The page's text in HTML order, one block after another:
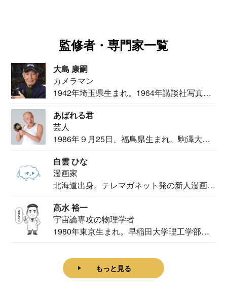
監修者・専門家一覧
大島 康嗣
カメラマン
1942年埼玉県生まれ。1964年講談社写真部
あばれる君
芸人
1986年９月25日、福島県生まれ。駒澤大学
白雲 ひな
漫画家
北海道出身。テレマガネット発の新人漫画
高水 裕一
宇宙論専攻の物理学者
1980年東京生まれ。早稲田大学理工学部物
もっと見る